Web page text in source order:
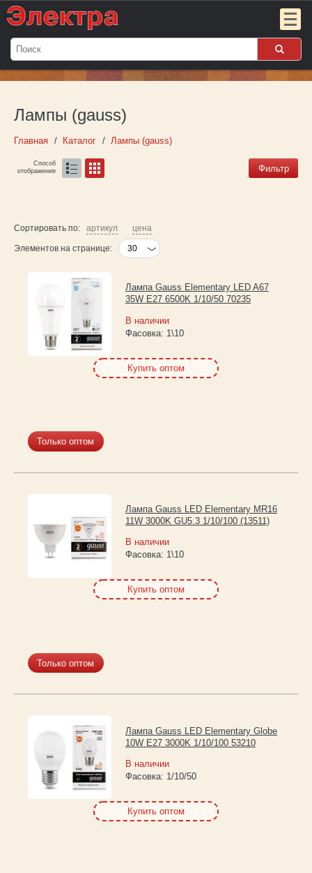
Мой
Пока
пуст
Новости
Каталог
товаров
Лампы (gauss)
Главная Каталог Лампы (gauss)
Способ
отображения
Фильтр
Сортировать по: артикул цена
Элементов на странице:
Лампа Gauss Elementary LED A67
35W E27 6500K 1/10/50 70235
В наличии
Фасовка: 1\10
Купить оптом
Только оптом
Лампа Gauss LED Elementary MR16
11W 3000K GU5.3 1/10/100 (13511)
В наличии
Фасовка: 1\10
Купить оптом
Только оптом
Лампа Gauss LED Elementary Globe
10W E27 3000K 1/10/100 53210
В наличии
Фасовка: 1/10/50
Купить оптом